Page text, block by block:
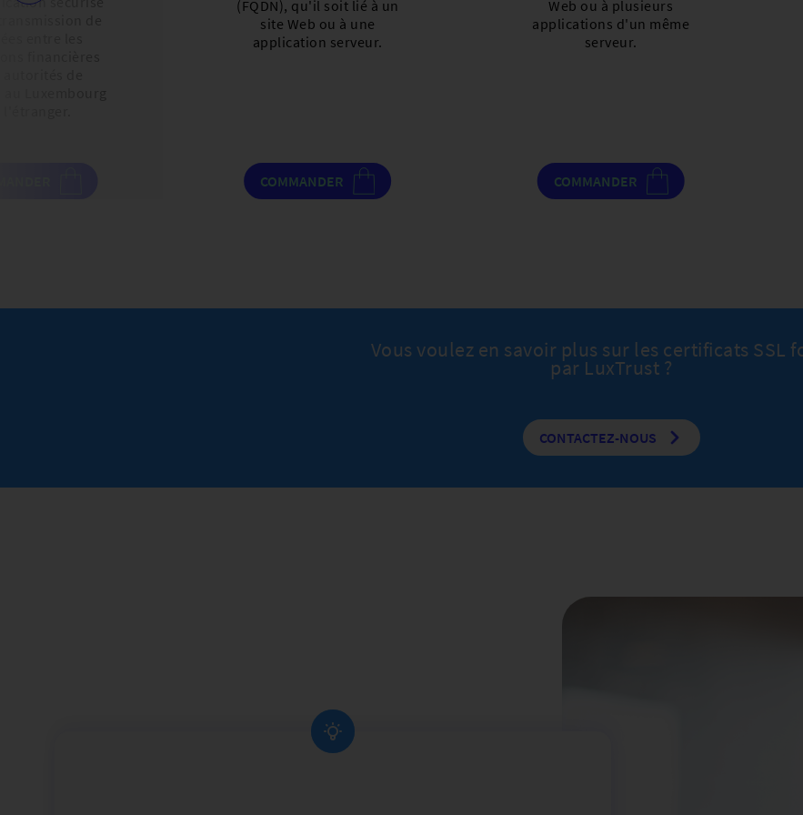
(FQDN), qu'il soit lié à un
site Web ou à une
application serveur.
COMMANDER
Web ou à plusieurs
applications d'un même
serveur.
COMMANDER
Vous voulez en savoir plus sur les certificats SSL
par LuxTrust ?
CONTACTEZ-NOUS